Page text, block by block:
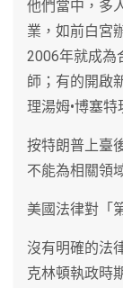
他們當中，多
業，如前白宮
2006年就成為
師；有的開啟
理湯姆•博塞
按特朗普上臺
不能為相關領
美國法律對「
沒有明確的法
克林頓執政時